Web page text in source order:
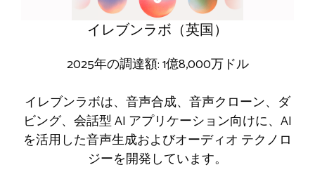
イレブンラボ（英国）
2025年の調達額: 1億8,000万ドル
イレブンラボは、音声合成、音声クローン、ダ
ビング、会話型 AI アプリケーション向けに、AI
を活用した音声生成およびオーディオ テクノロ
ジーを開発しています。